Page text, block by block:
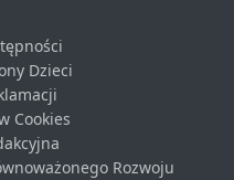
Dzieci
Cookies
Rozwoju